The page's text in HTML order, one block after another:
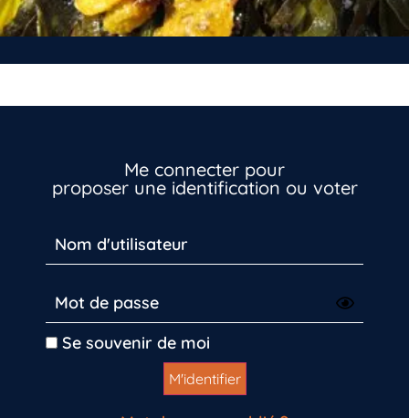
Me connecter pour
proposer une identification ou voter
Se souvenir de moi